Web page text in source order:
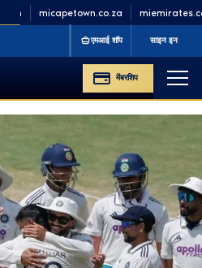
micapetown.co.za miemirates.com
एमआई शॉप
मेंबरशिप
साइन इन